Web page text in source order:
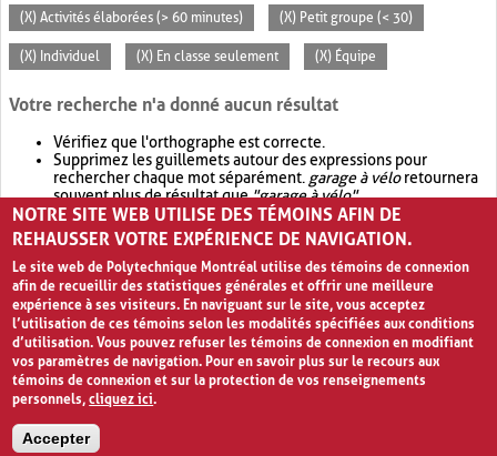
(X) Activités élaborées (> 60 minutes) (X) Petit groupe (< 30)
(X) Individuel (X) En classe seulement (X) Équipe
Votre recherche n'a donné aucun résultat
Vérifiez que l'orthographe est correcte.
Supprimez les guillemets autour des expressions pour
rechercher chaque mot séparément. garage à véloretournera
souvent plus de résultat que"garage à vélo".
Envisagez d'élargir votre recherche avec OR.garage OR vélo
retournera souvent plus de résultat quegarage à vélo
NOTRE SITE WEB UTILISE DES TÉMOINS AFIN DE
REHAUSSER VOTRE EXPÉRIENCE DE NAVIGATION.
Le site web de Polytechnique Montréal utilise des témoins de connexion
afin de recueillir des statistiques générales et offrir une meilleure
expérience à ses visiteurs. En naviguant sur le site, vous acceptez
l’utilisation de ces témoins selon les modalités spécifiées aux conditions
d’utilisation. Vous pouvez refuser les témoins de connexion en modifiant
vos paramètres de navigation. Pour en savoir plus sur le recours aux
témoins de connexion et sur la protection de vos renseignements
personnels,cliquez ici.
Accepter